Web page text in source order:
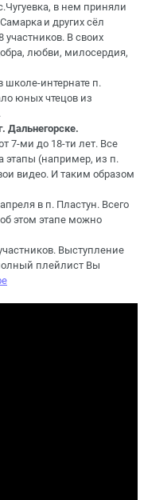
в нем приняли
и других сёл
В своих
любви, милосердия,
школе-интернате п.
юных чтецов из
Дальнегорске.
7-ми до 18-ти лет. Все
этапы (например, из п.
видео. И таким образом
в п. Пластун. Всего
этом этапе можно
Выступление
плейлист Вы